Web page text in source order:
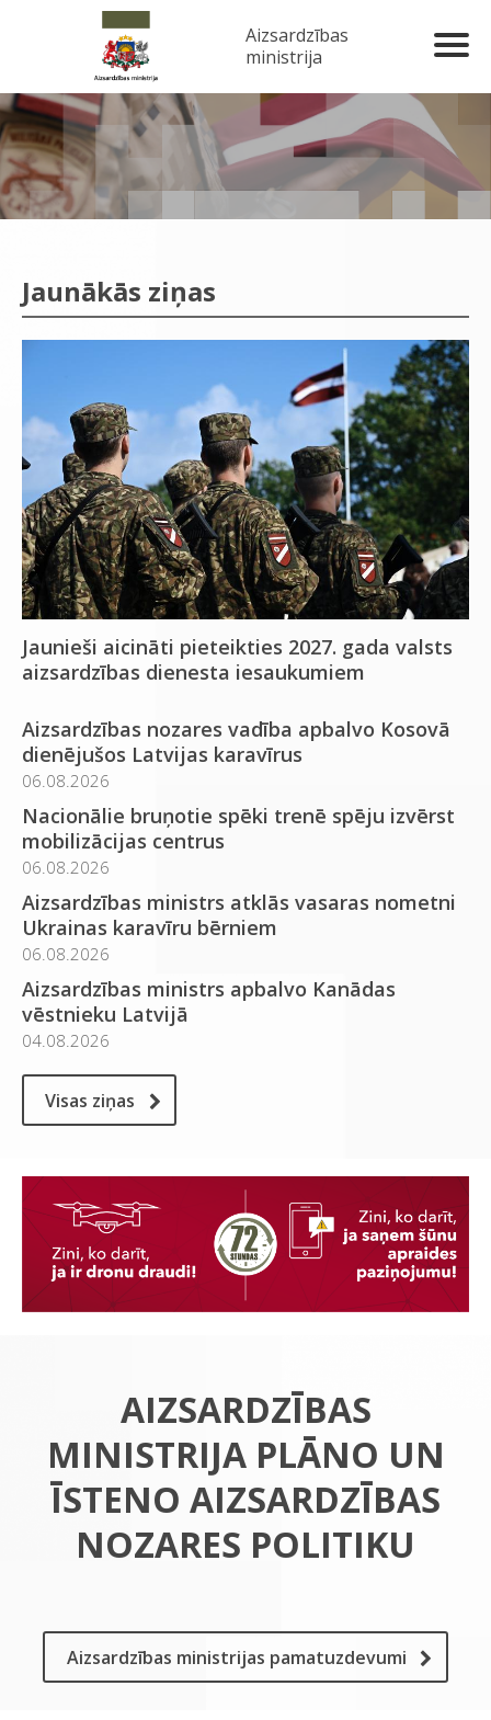
Aizsardzības
ministrija
Jaunākās ziņas
Jaunieši aicināti pieteikties 2027. gada valsts
aizsardzības dienesta iesaukumiem
Aizsardzības nozares vadība apbalvo Kosovā
dienējušos Latvijas karavīrus
06.08.2026
Nacionālie bruņotie spēki trenē spēju izvērst
mobilizācijas centrus
06.08.2026
Aizsardzības ministrs atklās vasaras nometni
Ukrainas karavīru bērniem
06.08.2026
Aizsardzības ministrs apbalvo Kanādas
vēstnieku Latvijā
04.08.2026
Visas ziņas
AIZSARDZĪBAS
MINISTRIJA PLĀNO UN
ĪSTENO AIZSARDZĪBAS
NOZARES POLITIKU
Aizsardzības ministrijas pamatuzdevumi